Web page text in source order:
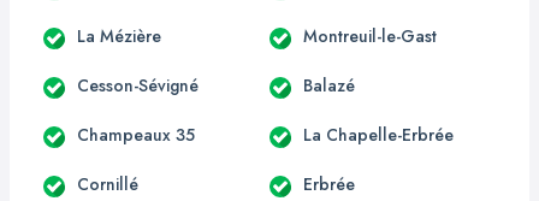
La Mézière Montreuil-le-Gast
Cesson-Sévigné Balazé
Champeaux 35 La Chapelle-Erbrée
Cornillé Erbrée